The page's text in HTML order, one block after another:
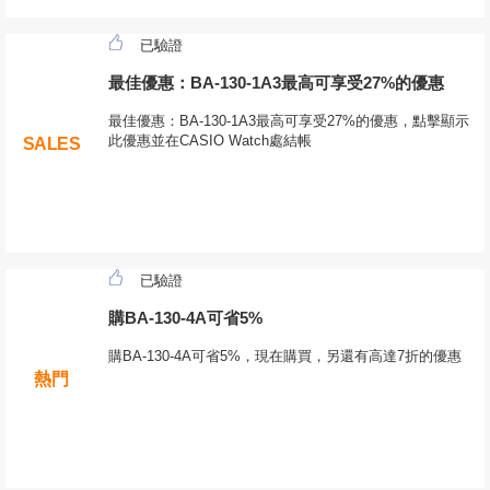
SALES
已驗證
最佳優惠：BA-130-1A3最高可享受27%的優惠
最佳優惠：BA-130-1A3最高可享受27%的優惠，點擊顯示
此優惠並在CASIO Watch處結帳
熱門
已驗證
購BA-130-4A可省5%
購BA-130-4A可省5%，現在購買，另還有高達7折的優惠